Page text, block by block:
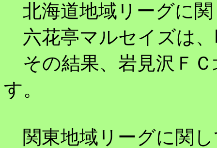
北海道地域リーグに関
六花亭マルセイズは
その結果、岩見沢Ｆ
す。
関東地域リーグに関